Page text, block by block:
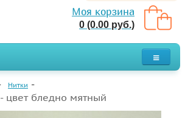
Моя корзина
0 (0.00 руб.)
Нитки
цвет бледно мятный